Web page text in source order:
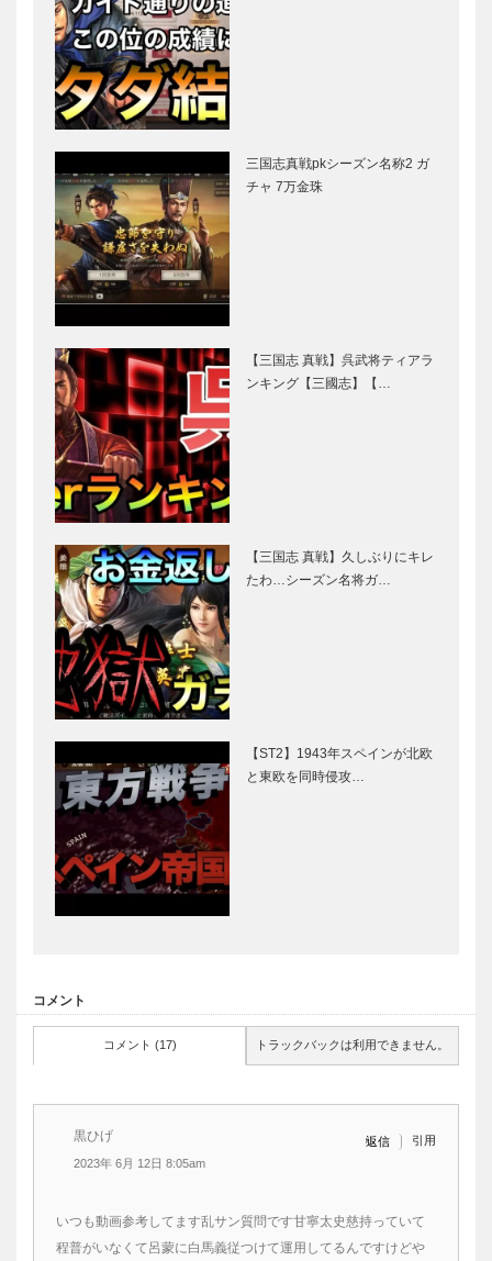
三国志真戦pkシーズン名称2 ガ
チャ 7万金珠
【三国志 真戦】呉武将ティアラ
ンキング【三國志】【…
【三国志 真戦】久しぶりにキレ
たわ…シーズン名将ガ…
【ST2】1943年スペインが北欧
と東欧を同時侵攻…
コメント
コメント (17) トラックバックは利用できません。
黒ひげ
2023年 6月 12日 8:05am
返信 引用
いつも動画参考してます乱サン質問です甘寧太史慈持っていて
程普がいなくて呂蒙に白馬義従つけて運用してるんですけどや